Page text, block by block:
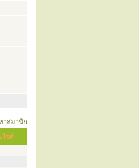
าสมาชิก
ไซต์